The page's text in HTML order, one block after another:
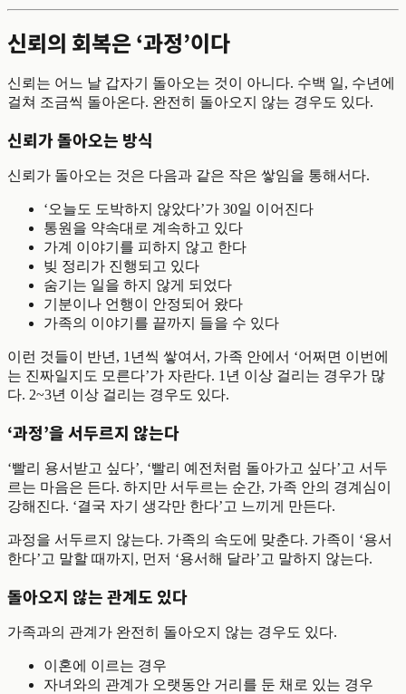
신뢰의 회복은 ‘과정’이다
신뢰는 어느 날 갑자기 돌아오는 것이 아니다. 수백 일, 수년에
걸쳐 조금씩 돌아온다. 완전히 돌아오지 않는 경우도 있다.
신뢰가 돌아오는 방식
신뢰가 돌아오는 것은 다음과 같은 작은 쌓임을 통해서다.
‘오늘도 도박하지 않았다’가 30일 이어진다
통원을 약속대로 계속하고 있다
가계 이야기를 피하지 않고 한다
빚 정리가 진행되고 있다
숨기는 일을 하지 않게 되었다
기분이나 언행이 안정되어 왔다
가족의 이야기를 끝까지 들을 수 있다
이런 것들이 반년, 1년씩 쌓여서, 가족 안에서 ‘어쩌면 이번에
는 진짜일지도 모른다’가 자란다. 1년 이상 걸리는 경우가 많
다. 2~3년 이상 걸리는 경우도 있다.
‘과정’을 서두르지 않는다
‘빨리 용서받고 싶다’, ‘빨리 예전처럼 돌아가고 싶다’고 서두
르는 마음은 든다. 하지만 서두르는 순간, 가족 안의 경계심이
강해진다. ‘결국 자기 생각만 한다’고 느끼게 만든다.
과정을 서두르지 않는다. 가족의 속도에 맞춘다. 가족이 ‘용서
한다’고 말할 때까지, 먼저 ‘용서해 달라’고 말하지 않는다.
돌아오지 않는 관계도 있다
가족과의 관계가 완전히 돌아오지 않는 경우도 있다.
이혼에 이르는 경우
자녀와의 관계가 오랫동안 거리를 둔 채로 있는 경우